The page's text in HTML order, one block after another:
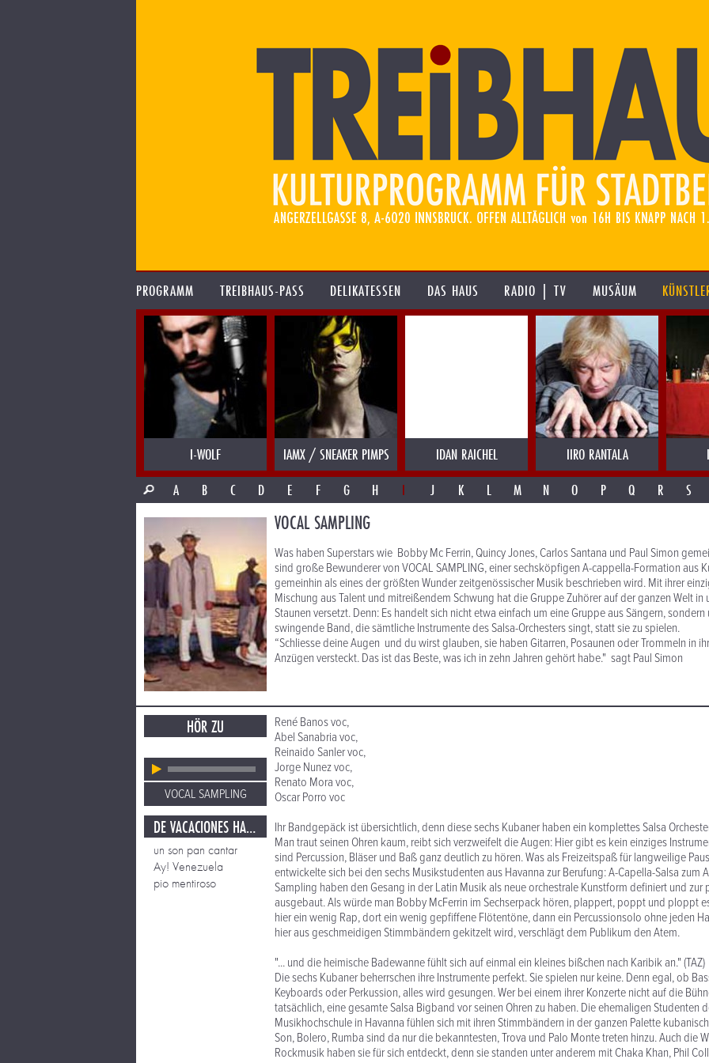
PROGRAMM TREIBHAUS-PASS DELIKATESSEN DAS HAUS RADIO | TV MUSÄUM
I-WOLF IAMX / SNEAKER PIMPS IDAN RAICHEL IIRO RANTALA
A
B C D E F G H I J K L M N O P Q R S
VOCAL SAMPLING
Was haben Superstars wie Bobby Mc Ferrin, Quincy Jones, Carlos Santana und Paul Simon
sind große Bewunderer von VOCAL SAMPLING, einer sechsköpfigen A-cappella-Formation aus
gemeinhin als eines der größten Wunder zeitgenössischer Musik beschrieben wird. Mit ihrer
Mischung aus Talent und mitreißendem Schwung hat die Gruppe Zuhörer auf der ganzen Welt
Staunen versetzt. Denn: Es handelt sich nicht etwa einfach um eine Gruppe aus Sängern, sondern
swingende Band, die sämtliche Instrumente des Salsa-Orchesters singt, statt sie zu spielen.
“Schliesse deine Augen und du wirst glauben, sie haben Gitarren, Posaunen oder Trommeln in
Anzügen versteckt. Das ist das Beste, was ich in zehn Jahren gehört habe." sagt Paul Simon
HÖR ZU
VOCAL SAMPLING
DE VACACIONES HABANA
un son pan cantar
Ay! Venezuela
pio mentiroso
René Banos voc,
Abel Sanabria voc,
Reinaido Sanler voc,
Jorge Nunez voc,
Renato Mora voc,
Oscar Porro voc
Ihr Bandgepäck ist übersichtlich, denn diese sechs Kubaner haben ein komplettes Salsa
Man traut seinen Ohren kaum, reibt sich verzweifelt die Augen: Hier gibt es kein einziges
sind Percussion, Bläser und Baß ganz deutlich zu hören. Was als Freizeitspaß für langweilige
entwickelte sich bei den sechs Musikstudenten aus Havanna zur Berufung: A-Capella-Salsa zum
Sampling haben den Gesang in der Latin Musik als neue orchestrale Kunstform definiert und zur
ausgebaut. Als würde man Bobby McFerrin im Sechserpack hören, plappert, poppt und ploppt
hier ein wenig Rap, dort ein wenig gepfiffene Flötentöne, dann ein Percussionsolo ohne jeden
hier aus geschmeidigen Stimmbändern gekitzelt wird, verschlägt dem Publikum den Atem.
"... und die heimische Badewanne fühlt sich auf einmal ein kleines bißchen nach Karibik an." (TAZ)
Die sechs Kubaner beherrschen ihre Instrumente perfekt. Sie spielen nur keine. Denn egal, ob
Keyboards oder Perkussion, alles wird gesungen. Wer bei einem ihrer Konzerte nicht auf die
tatsächlich, eine gesamte Salsa Bigband vor seinen Ohren zu haben. Die ehemaligen Studenten
Musikhochschule in Havanna fühlen sich mit ihren Stimmbändern in der ganzen Palette
Son, Bolero, Rumba sind da nur die bekanntesten, Trova und Palo Monte treten hinzu. Auch die
Rockmusik haben sie für sich entdeckt, denn sie standen unter anderem mit Chaka Khan, Phil